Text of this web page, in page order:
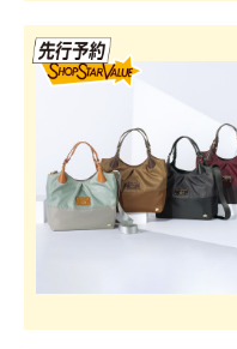
【原産国（地）】
・日本製